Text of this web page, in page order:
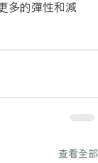
多的彈性和減
查看全部